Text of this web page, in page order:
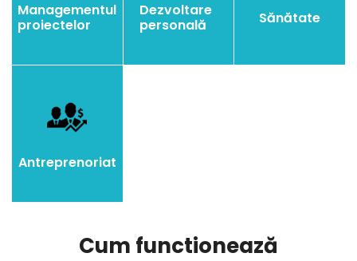
Managementul
proiectelor
Dezvoltare
personală
Sănătate
Antreprenoriat
Cum functionează